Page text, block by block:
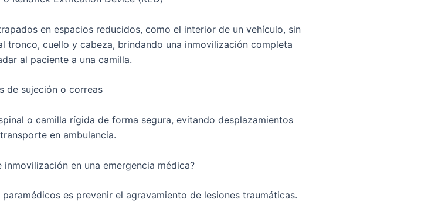
en espacios reducidos, como el interior de un vehículo, sin
tronco, cuello y cabeza, brindando una inmovilización completa
al paciente a una camilla.
de sujeción o correas
o camilla rígida de forma segura, evitando desplazamientos
en ambulancia.
en una emergencia médica?
es prevenir el agravamiento de lesiones traumáticas.